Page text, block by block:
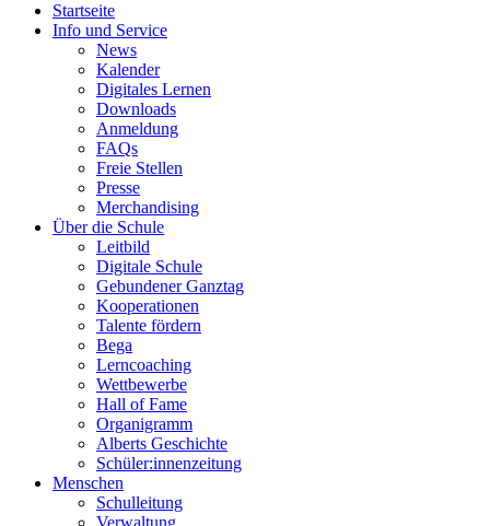
Startseite
Info und Service
News
Kalender
Digitales Lernen
Downloads
Anmeldung
FAQs
Freie Stellen
Presse
Merchandising
Über die Schule
Leitbild
Digitale Schule
Gebundener Ganztag
Kooperationen
Talente fördern
Bega
Lerncoaching
Wettbewerbe
Hall of Fame
Organigramm
Alberts Geschichte
Schüler:innenzeitung
Menschen
Schulleitung